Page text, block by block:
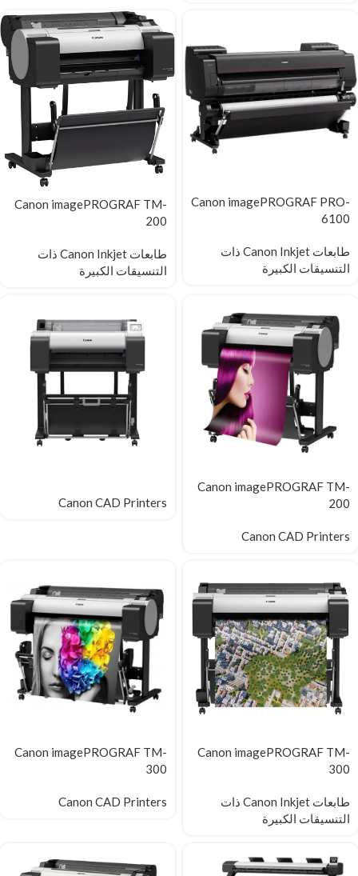
Canon imagePROGRAF PRO-
6100
طابعات Canon Inkjet ذات
التنسيقات الكبيرة
Canon imagePROGRAF TM-
200
طابعات Canon Inkjet ذات
التنسيقات الكبيرة
Canon imagePROGRAF TM-
200
Canon CAD Printers
Canon CAD Printers
Canon imagePROGRAF TM-
300
طابعات Canon Inkjet ذات
التنسيقات الكبيرة
Canon imagePROGRAF TM-
300
Canon CAD Printers